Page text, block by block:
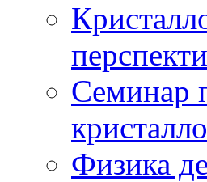
Семинар
Физика